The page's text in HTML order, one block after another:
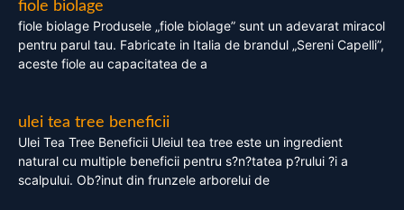
fiole biolage
fiole biolage Produsele „fiole biolage” sunt un adevarat miracol
pentru parul tau. Fabricate in Italia de brandul „Sereni Capelli”,
aceste fiole au capacitatea de a
ulei tea tree beneficii
Ulei Tea Tree Beneficii Uleiul tea tree este un ingredient
natural cu multiple beneficii pentru s?n?tatea p?rului ?i a
scalpului. Ob?inut din frunzele arborelui de